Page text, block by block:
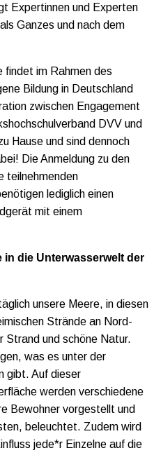
Expertinnen und Experten
Ganzes und nach dem
findet im Rahmen des
Bildung in Deutschland
zwischen Engagement
DVV und
Hause und sind dennoch
Die Anmeldung zu den
teilnehmenden
lediglich einen
mit einem
in die Unterwasserwelt der
unsere Meere, in diesen
Strände an Nord-
Strand und schöne Natur.
was es unter der
gibt. Auf dieser
werden verschiedene
Bewohner vorgestellt und
beleuchtet. Zudem wird
jede*r Einzelne auf die